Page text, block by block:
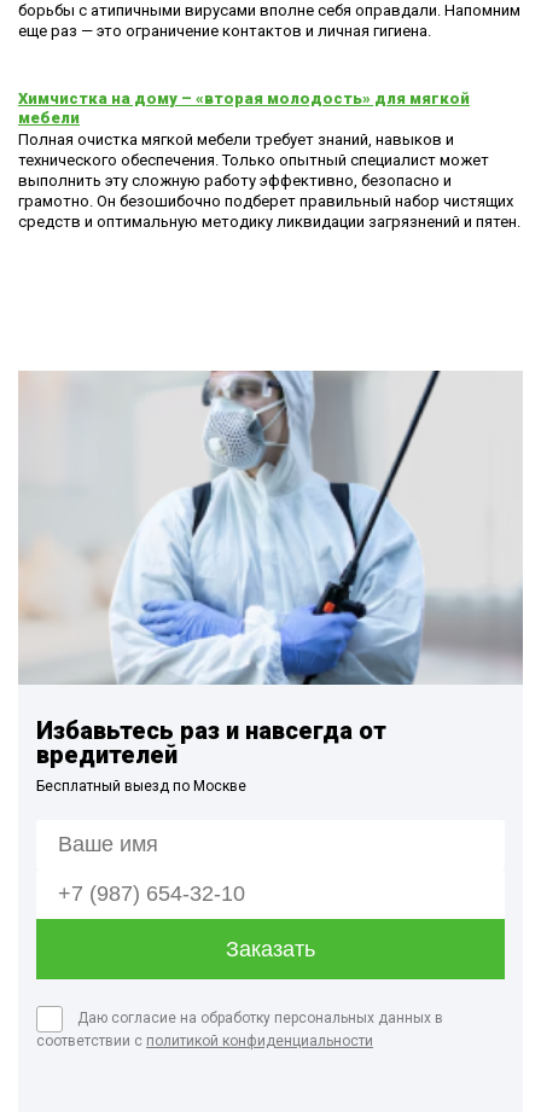
борьбы с атипичными вирусами вполне себя оправдали. Напомним
еще раз — это ограничение контактов и личная гигиена.
Химчистка на дому – «вторая молодость» для мягкой
мебели
Полная очистка мягкой мебели требует знаний, навыков и
технического обеспечения. Только опытный специалист может
выполнить эту сложную работу эффективно, безопасно и
грамотно. Он безошибочно подберет правильный набор чистящих
средств и оптимальную методику ликвидации загрязнений и пятен.
Избавьтесь раз и навсегда от
вредителей
Бесплатный выезд по Москве
Даю согласие на обработку персональных данных в
соответствии с политикой конфиденциальности